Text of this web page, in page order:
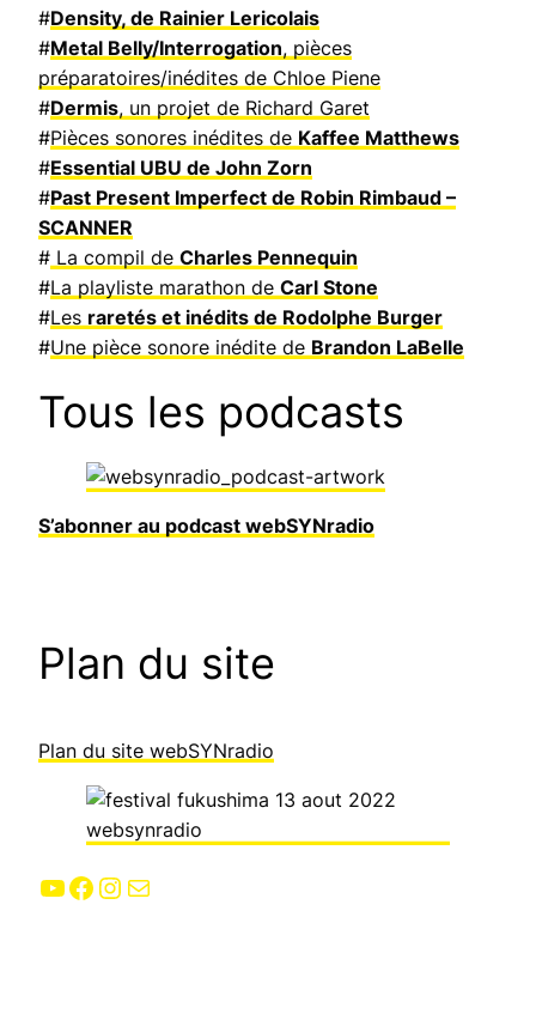
#Density, de Rainier Lericolais
#Metal Belly/Interrogation, pièces
préparatoires/inédites de Chloe Piene
#Dermis, un projet de Richard Garet
#Pièces sonores inédites de Kaffee Matthews
#Essential UBU de John Zorn
#Past Present Imperfect de Robin Rimbaud –
SCANNER
# La compil de Charles Pennequin
#La playliste marathon de Carl Stone
#Les raretés et inédits de Rodolphe Burger
#Une pièce sonore inédite de Brandon LaBelle
Tous les podcasts
S’abonner au podcast webSYNradio
Plan du site
Plan du site webSYNradio
YouTube Facebook Instagram E-mail